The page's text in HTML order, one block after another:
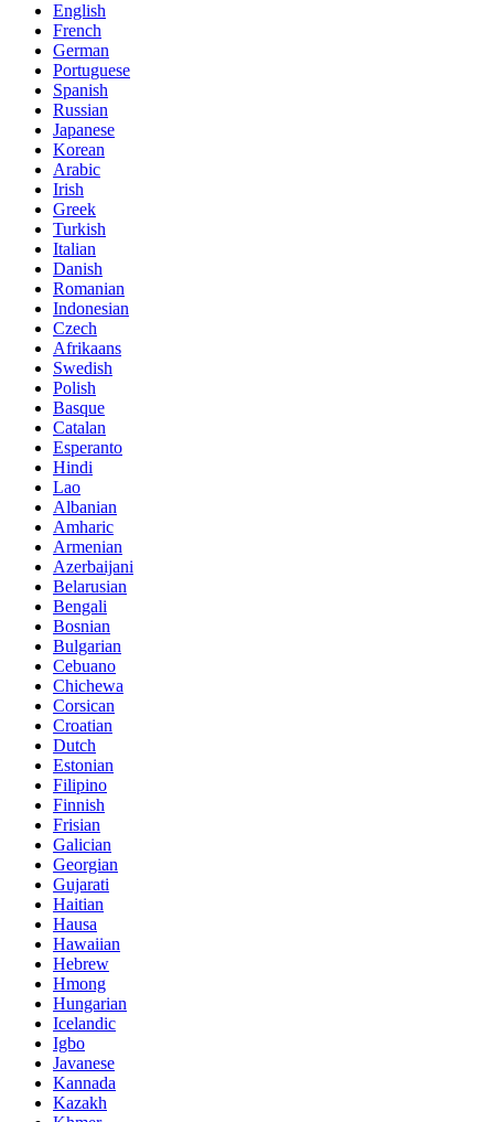
English
French
German
Portuguese
Spanish
Russian
Japanese
Korean
Arabic
Irish
Greek
Turkish
Italian
Danish
Romanian
Indonesian
Czech
Afrikaans
Swedish
Polish
Basque
Catalan
Esperanto
Hindi
Lao
Albanian
Amharic
Armenian
Azerbaijani
Belarusian
Bengali
Bosnian
Bulgarian
Cebuano
Chichewa
Corsican
Croatian
Dutch
Estonian
Filipino
Finnish
Frisian
Galician
Georgian
Gujarati
Haitian
Hausa
Hawaiian
Hebrew
Hmong
Hungarian
Icelandic
Igbo
Javanese
Kannada
Kazakh